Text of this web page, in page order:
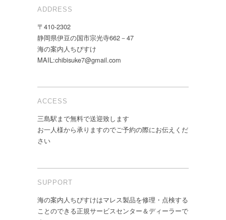
ADDRESS
〒410-2302
静岡県伊豆の国市宗光寺662－47
海の案内人ちびすけ
MAIL:chibisuke7@gmail.com
ACCESS
三島駅まで無料で送迎致します
お一人様から承りますのでご予約の際にお伝えくだ
さい
SUPPORT
海の案内人ちびすけはマレス製品を修理・点検する
ことのできる正規サービスセンター＆ディーラーで